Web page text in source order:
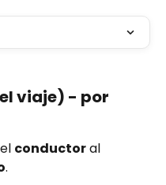
viaje) - por
conductor al
.